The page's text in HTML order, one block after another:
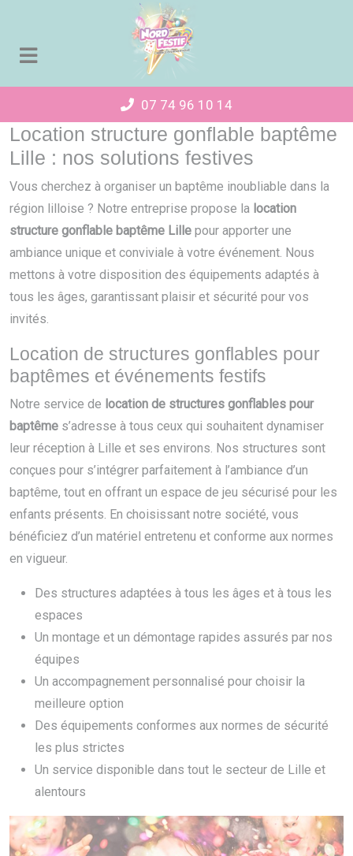
07 74 96 10 14
Location structure gonflable baptême
Lille : nos solutions festives
Vous cherchez à organiser un baptême inoubliable dans la
région lilloise ? Notre entreprise propose la location
structure gonflable baptême Lille pour apporter une
ambiance unique et conviviale à votre événement. Nous
mettons à votre disposition des équipements adaptés à
tous les âges, garantissant plaisir et sécurité pour vos
invités.
Location de structures gonflables pour
baptêmes et événements festifs
Notre service de location de structures gonflables pour
baptême s’adresse à tous ceux qui souhaitent dynamiser
leur réception à Lille et ses environs. Nos structures sont
conçues pour s’intégrer parfaitement à l’ambiance d’un
baptême, tout en offrant un espace de jeu sécurisé pour les
enfants présents. En choisissant notre société, vous
bénéficiez d’un matériel entretenu et conforme aux normes
en vigueur.
Des structures adaptées à tous les âges et à tous les
espaces
Un montage et un démontage rapides assurés par nos
équipes
Un accompagnement personnalisé pour choisir la
meilleure option
Des équipements conformes aux normes de sécurité
les plus strictes
Un service disponible dans tout le secteur de Lille et
alentours
Panneau de gestion des cookies